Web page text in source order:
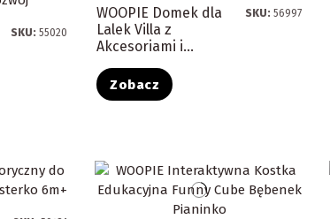
SKU:55020
WOOPIE Domek dla
Lalek Villa z
Akcesoriami i...
SKU:56997
Zobacz